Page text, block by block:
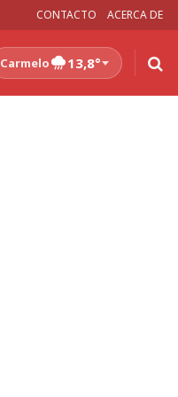
CONTACTO ACERCA DE
Carmelo 13,8°